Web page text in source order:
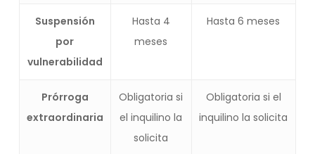
Suspensión
por
vulnerabilidad
Hasta 4
meses
Hasta 6 meses
Prórroga
extraordinaria
Obligatoria si
el inquilino la
solicita
Obligatoria si el
inquilino la solicita